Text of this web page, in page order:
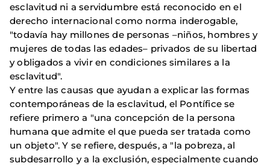
esclavitud ni a servidumbre está reconocido en el
derecho internacional como norma inderogable,
"todavía hay millones de personas –niños, hombres y
mujeres de todas las edades– privados de su libertad
y obligados a vivir en condiciones similares a la
esclavitud".
Y entre las causas que ayudan a explicar las formas
contemporáneas de la esclavitud, el Pontífice se
refiere primero a "una concepción de la persona
humana que admite el que pueda ser tratada como
un objeto". Y se refiere, después, a "la pobreza, al
subdesarrollo y a la exclusión, especialmente cuando